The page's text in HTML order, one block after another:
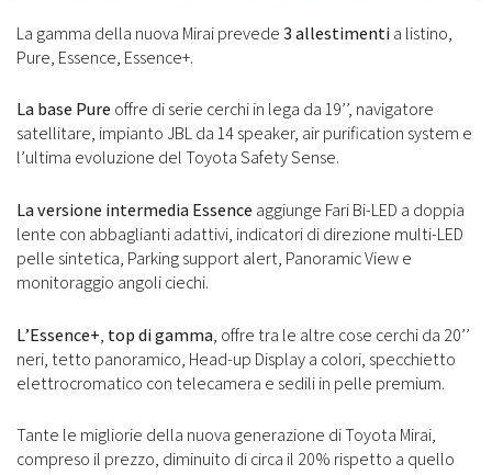
La gamma della nuova Mirai prevede3 allestimentia listino,
Pure, Essence, Essence+.
La base Pureoffre di serie cerchi in lega da 19’’, navigatore
satellitare, impianto JBL da 14 speaker, air purification system e
l’ultima evoluzione del Toyota Safety Sense.
La versione intermedia Essenceaggiunge Fari Bi-LED a doppia
lente con abbaglianti adattivi, indicatori di direzione multi-LED
pelle sintetica, Parking support alert, Panoramic View e
monitoraggio angoli ciechi.
L’Essence+, top di gamma, offre tra le altre cose cerchi da 20’’
neri, tetto panoramico, Head-up Display a colori, specchietto
elettrocromatico con telecamera e sedili in pelle premium.
Tante le migliorie della nuova generazione di Toyota Mirai,
compreso il prezzo, diminuito di circa il 20% rispetto a quello